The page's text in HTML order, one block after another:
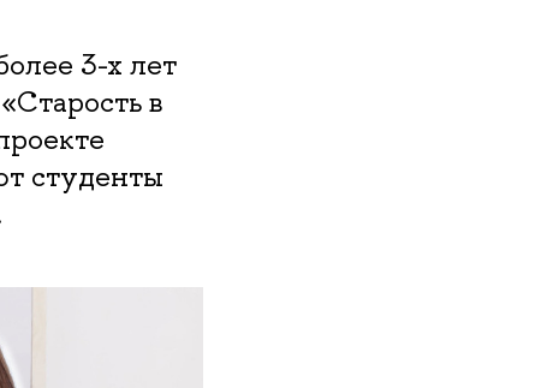
3-х лет
в
студенты